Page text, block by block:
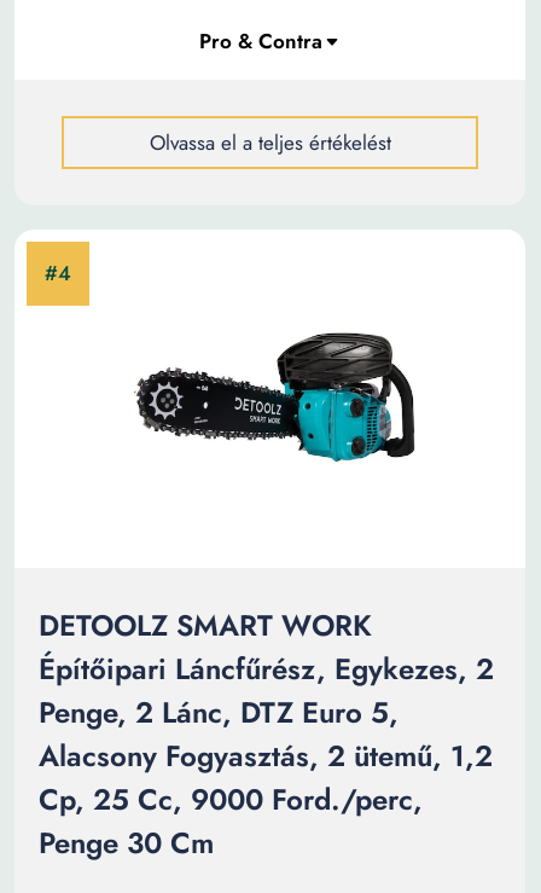
Olvassa el a teljes értékelést
DETOOLZ SMART WORK
Építőipari Láncfűrész, Egykezes, 2
Penge, 2 Lánc, DTZ Euro 5,
Alacsony Fogyasztás, 2 ütemű, 1,2
Cp, 25 Cc, 9000 Ford./perc,
Penge 30 Cm